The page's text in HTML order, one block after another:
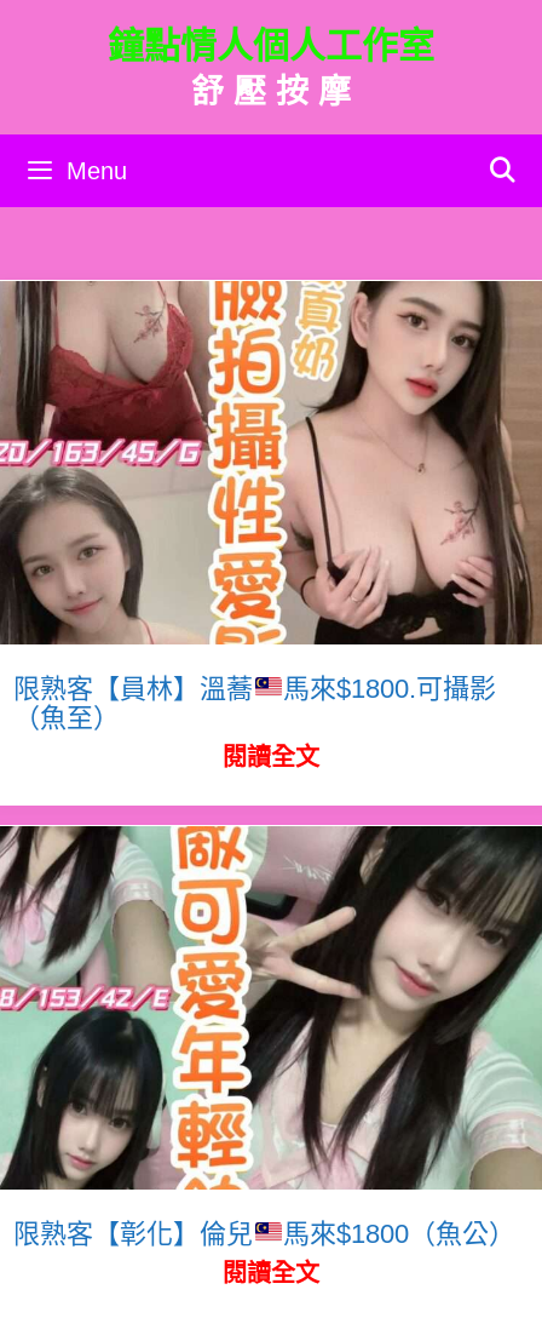
內
鐘點情人個人工作室
舒 壓 按 摩
Menu
限熟客【員林】溫蕎
馬來$1800.可攝影
（魚至）
閱讀全文
限熟客【彰化】倫兒 馬來$1800（魚公）
閱讀全文